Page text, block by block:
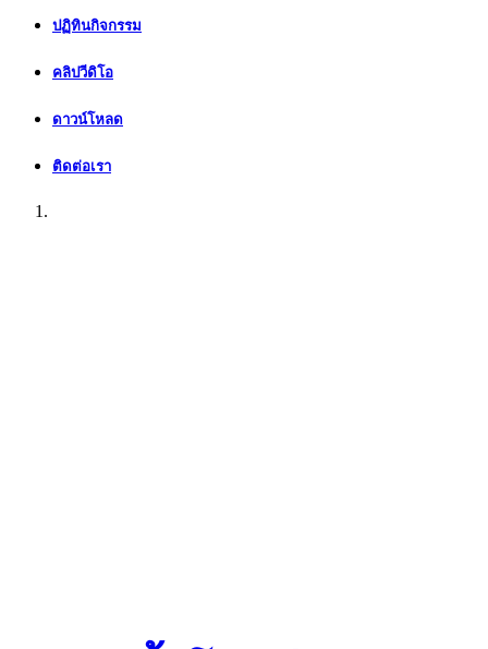
ปฏิทินกิจกรรม
คลิปวีดิโอ
ดาวน์โหลด
ติดต่อเรา